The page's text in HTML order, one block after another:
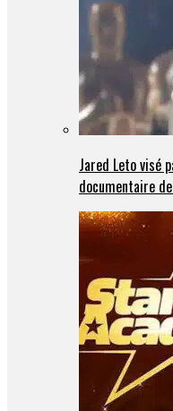
Jared Leto visé
documentaire